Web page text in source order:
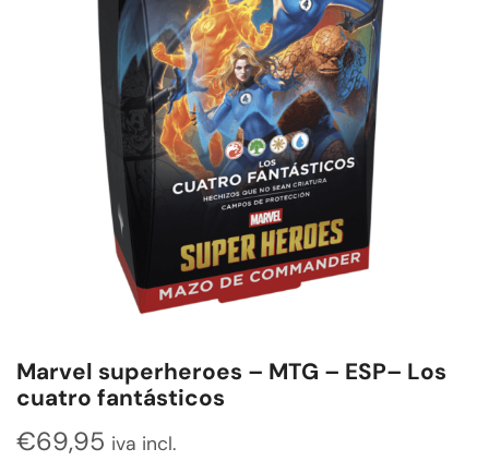
Marvel superheroes – MTG – ESP– Los
cuatro fantásticos
€69,95 iva incl.